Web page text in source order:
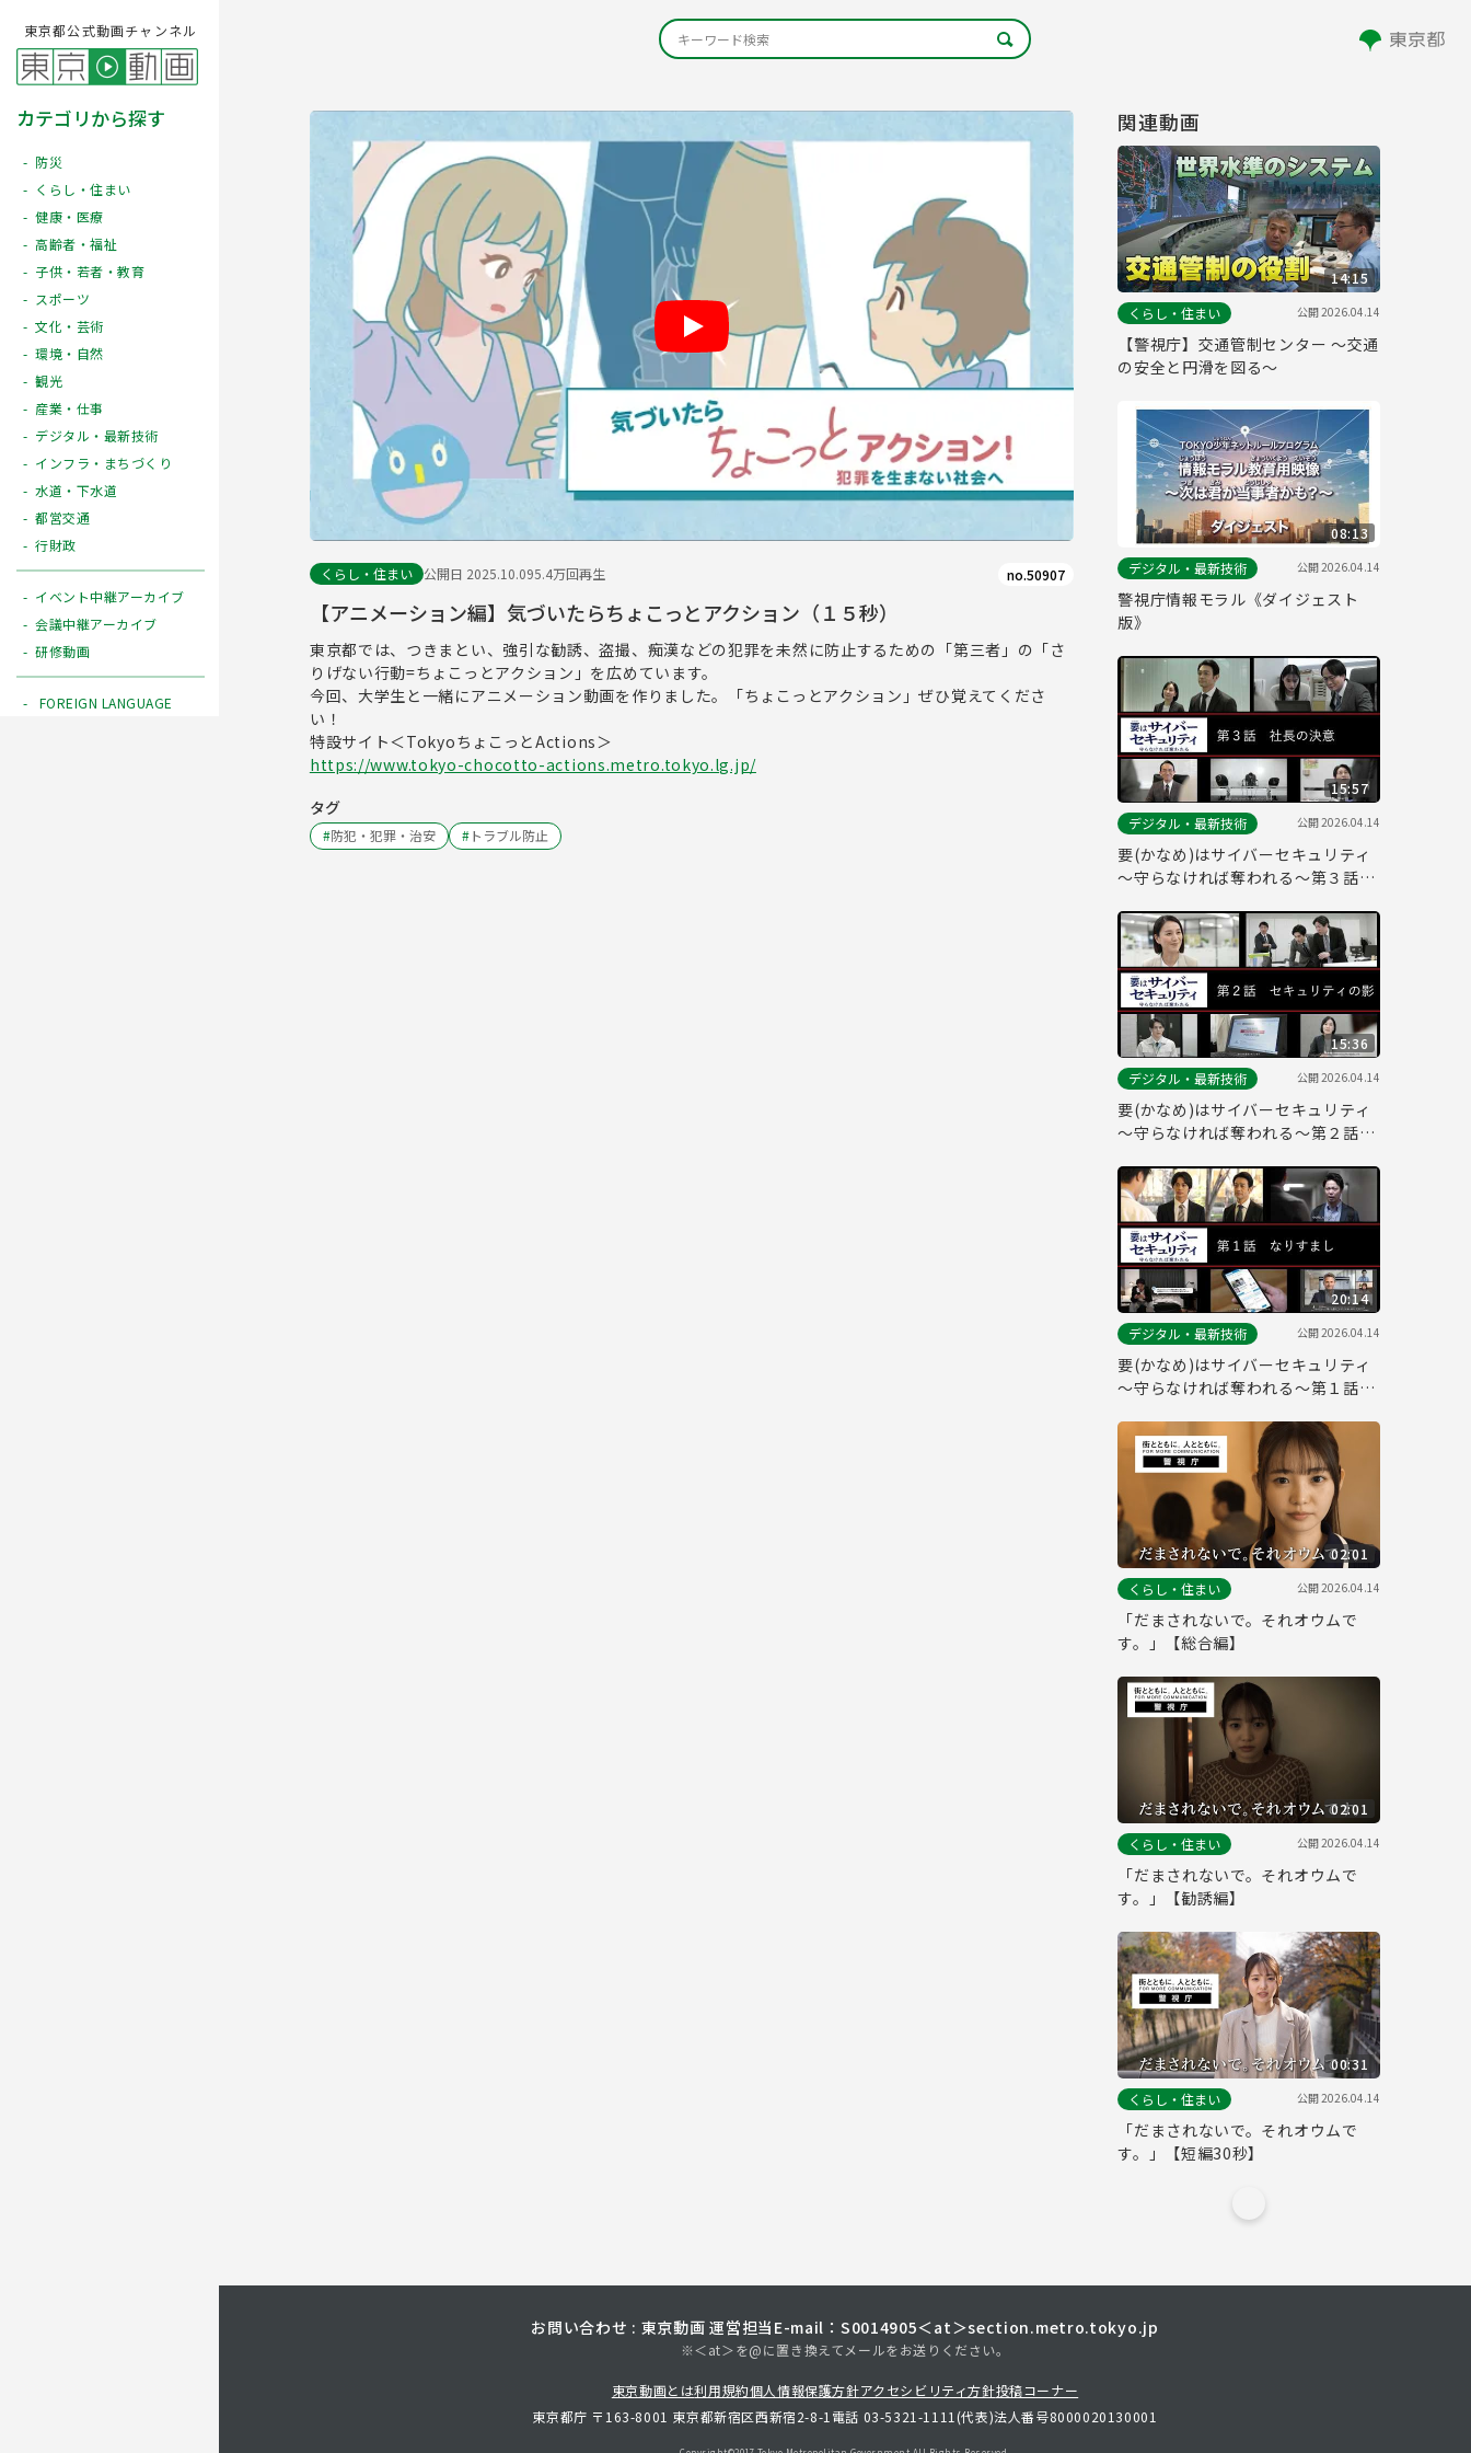
東京都公式動画チャンネル
カテゴリから探す
防災
くらし・住まい
健康・医療
高齢者・福祉
子供・若者・教育
スポーツ
文化・芸術
環境・自然
観光
産業・仕事
デジタル・最新技術
インフラ・まちづくり
水道・下水道
都営交通
行財政
イベント中継アーカイブ
会議中継アーカイブ
研修動画
FOREIGN LANGUAGE
くらし・住まい 公開日 2025.10.095.4万回再生 no.50907
【アニメーション編】気づいたらちょこっとアクション（１５秒）
東京都では、つきまとい、強引な勧誘、盗撮、痴漢などの犯罪を未然に防止するための「第三者」の「さ
りげない行動=ちょこっとアクション」を広めています。
今回、大学生と一緒にアニメーション動画を作りました。「ちょこっとアクション」ぜひ覚えてくださ
い！
特設サイト＜TokyoちょこっとActions＞
https://www.tokyo-chocotto-actions.metro.tokyo.lg.jp/
タグ
#防犯・犯罪・治安 #トラブル防止
関連動画
14:15
くらし・住まい
公開2026.04.14
【警視庁】交通管制センター ～交通
の安全と円滑を図る～
08:13
デジタル・最新技術
公開2026.04.14
警視庁情報モラル《ダイジェスト
版》
15:57
デジタル・最新技術
公開2026.04.14
要(かなめ)はサイバーセキュリティ
～守らなければ奪われる～第３話
15:36
デジタル・最新技術
公開2026.04.14
要(かなめ)はサイバーセキュリティ
～守らなければ奪われる～第２話
理者向け)
20:14
デジタル・最新技術
公開2026.04.14
要(かなめ)はサイバーセキュリティ
～守らなければ奪われる～第１話
02:01
くらし・住まい
公開2026.04.14
「だまされないで。それオウムで
す。」【総合編】
02:01
くらし・住まい
公開2026.04.14
「だまされないで。それオウムで
す。」【勧誘編】
00:31
くらし・住まい
公開2026.04.14
「だまされないで。それオウムで
す。」【短編30秒】
お問い合わせ : 東京動画 運営担当 E-mail：S0014905＜at＞section.metro.tokyo.jp
※＜at＞を@に置き換えてメールをお送りください。
東京動画とは利用規約個人情報保護方針アクセシビリティ方針投稿コーナー
東京都庁 〒163-8001 東京都新宿区西新宿2-8-1 電話 03-5321-1111(代表)法人番号8000020130001